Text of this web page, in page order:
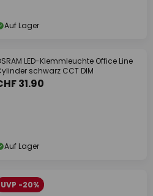
Auf Lager
LED-Klemmleuchte Office Line
schwarz CCT DIM
31.90
Auf Lager
UVP -20%